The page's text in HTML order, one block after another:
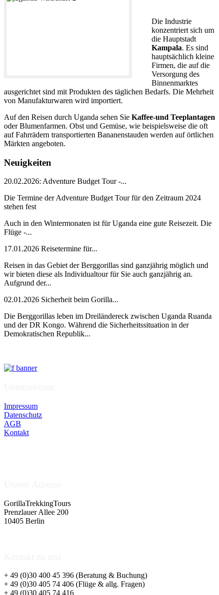
Die Industrie
konzentriert sich um
die Hauptstadt
Kampala. Es sind
hauptsächlich kleine
Firmen, die auf die
Versorgung des
Binnenmarktes
ausgerichtet sind mit Produkten des täglichen Bedarfs. Die Mehrheit
von Manufakturwaren wird importiert.
Auf den Reisen durch Uganda sehen Sie Kaffee-und Teeplantagen
oder Blumenfarmen. Obst und Gemüse, wie beispielsweise die oft
auf Fahrrädern transportierten Bananenstauden werden auf örtlichen
Märkten angeboten.
Neuigkeiten
20.02.2026: Adventure Budget Tour -...
Die Termine der Adventure Budget Tour für den Zeitraum 2024
stehen fest
Auch in den Wintermonaten ist für Uganda eine gute Reisezeit. Die
Flüge -...
17.01.2026 Reisetermine für...
Reisen in das Gebiet der Berggorillas sind ganzjährig möglich und
wir bieten diese als Individualtour für Sie auch ganzjährig an.
Aufgrund der...
02.01.2026 Sicherheit beim Gorilla...
Die Berggorillas leben im Dreiländereck zwischen Uganda Ruanda
und der DR Kongo. Während die Sicherheitssituation in der
Demokratischen Republik...
Impressum
Datenschutz
AGB
Kontakt
GorillaTrekkingTours
Prenzlauer Allee 200
10405 Berlin
+ 49 (0)30 400 45 396 (Beratung & Buchung)
+ 49 (0)30 405 74 406 (Flüge & allg. Fragen)
+ 49 (0)30 405 74 416